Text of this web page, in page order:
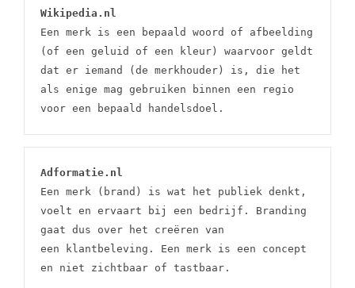
Wikipedia.nl
Een merk is een bepaald woord of afbeelding
(of een geluid of een kleur) waarvoor geldt
dat er iemand (de merkhouder) is, die het
als enige mag gebruiken binnen een regio
voor een bepaald handelsdoel.
Adformatie.nl
Een merk (brand) is wat het publiek denkt,
voelt en ervaart bij een bedrijf. Branding
gaat dus over het creëren van
een klantbeleving. Een merk is een concept
en niet zichtbaar of tastbaar.